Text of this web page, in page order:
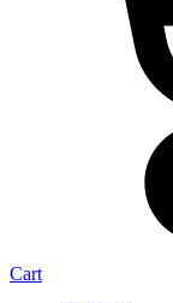
Cart